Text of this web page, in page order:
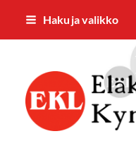
Siirry
Haku ja valikko